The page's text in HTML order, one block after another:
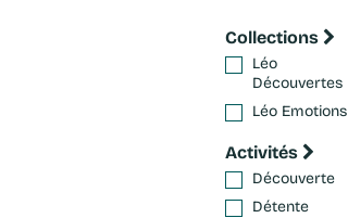
Collections
Léo
Découvertes
Léo Emotions
Activités
Découverte
Détente